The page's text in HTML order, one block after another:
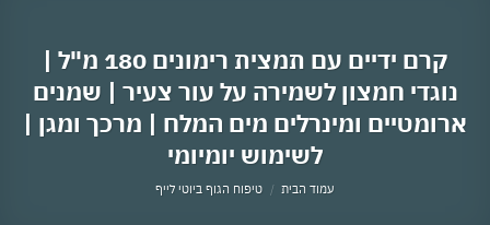
קרם ידיים עם תמצית רימונים 180 מ"ל |
נוגדי חמצון לשמירה על עור צעיר | שמנים
ארומטיים ומינרלים מים המלח | מרכך ומגן |
לשימוש יומיומי
עמוד הבית / טיפוח הגוף ביוטי לייף